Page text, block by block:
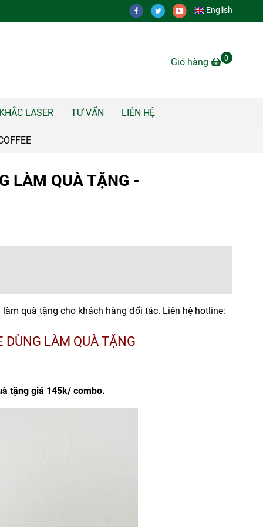
English
Giỏ hàng 0
LASER TƯ VẤN LIÊN HỆ
LÀM QUÀ TẶNG -
quà tặng cho khách hàng đối tác. Liên hệ hotline:
DÙNG LÀM QUÀ TẶNG
tặng giá 145k/ combo.